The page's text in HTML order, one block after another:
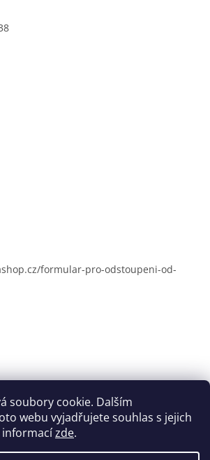
soubory cookie. Dalším
webu vyjadřujete souhlas s jejich
informacízde.
formular-pro-odstoupeni-od-